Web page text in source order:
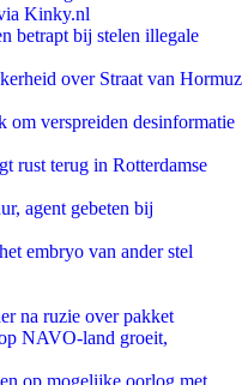
Kinky.nl
betrapt bij stelen illegale
over Straat van Hormuz
verspreiden desinformatie
rust terug in Rotterdamse
agent gebeten bij
embryo van ander stel
na ruzie over pakket
NAVO-land groeit,
op mogelijke oorlog met